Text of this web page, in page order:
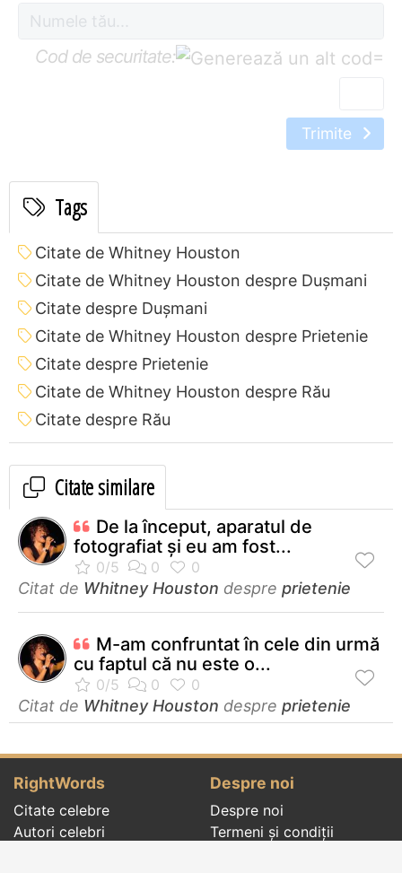
Cod de securitate: =
Trimite
Tags
Citate de Whitney Houston
Citate de Whitney Houston despre Dușmani
Citate despre Dușmani
Citate de Whitney Houston despre Prietenie
Citate despre Prietenie
Citate de Whitney Houston despre Rău
Citate despre Rău
Citate similare
De la început, aparatul de
fotografiat şi eu am fost...
Citat de Whitney Houston despre prietenie
M-am confruntat în cele din urmă
cu faptul că nu este o...
Citat de Whitney Houston despre prietenie
RightWords
Citate celebre
Autori celebri
Despre noi
Despre noi
Termeni și condiții